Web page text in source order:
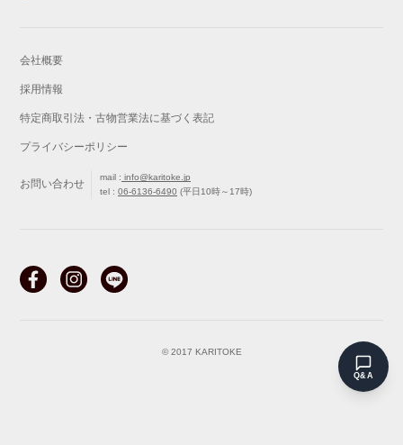
会社概要
採用情報
特定商取引法・古物営業法に基づく表記
プライバシーポリシー
お問い合わせ
mail : info@karitoke.jp
tel :06-6136-6490 (平日10時～17時)
© 2017 KARITOKE
Q&A